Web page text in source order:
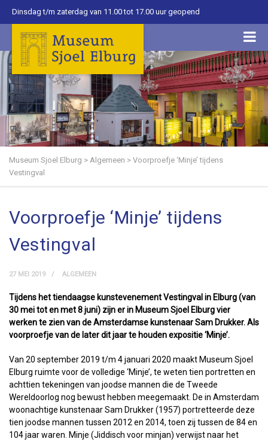
Dinsdag t/m zaterdag van 11.00 tot 17.00 uur geopend
Museum Sjoel Elburg > Algemeen > Voorproefje ‘Minje’ tijdens
Vestingval
Voorproefje ‘Minje’ tijdens
Vestingval
27 MEI 2019 ALGEMEEN
Tijdens het tiendaagse kunstevenement Vestingval in Elburg (van
30 mei tot en met 8 juni) zijn er in Museum Sjoel Elburg vier
werken te zien van de Amsterdamse kunstenaar Sam Drukker. Als
voorproefje van de later dit jaar te houden expositie ‘Minje’.
Van 20 september 2019 t/m 4 januari 2020 maakt Museum Sjoel
Elburg ruimte voor de volledige ‘Minje’, te weten tien portretten en
achttien tekeningen van joodse mannen die de Tweede
Wereldoorlog nog bewust hebben meegemaakt. De in Amsterdam
woonachtige kunstenaar Sam Drukker (1957) portretteerde deze
tien joodse mannen tussen 2012 en 2014, toen zij tussen de 84 en
104 jaar waren. Minje (Jiddisch voor minjan) verwijst naar het